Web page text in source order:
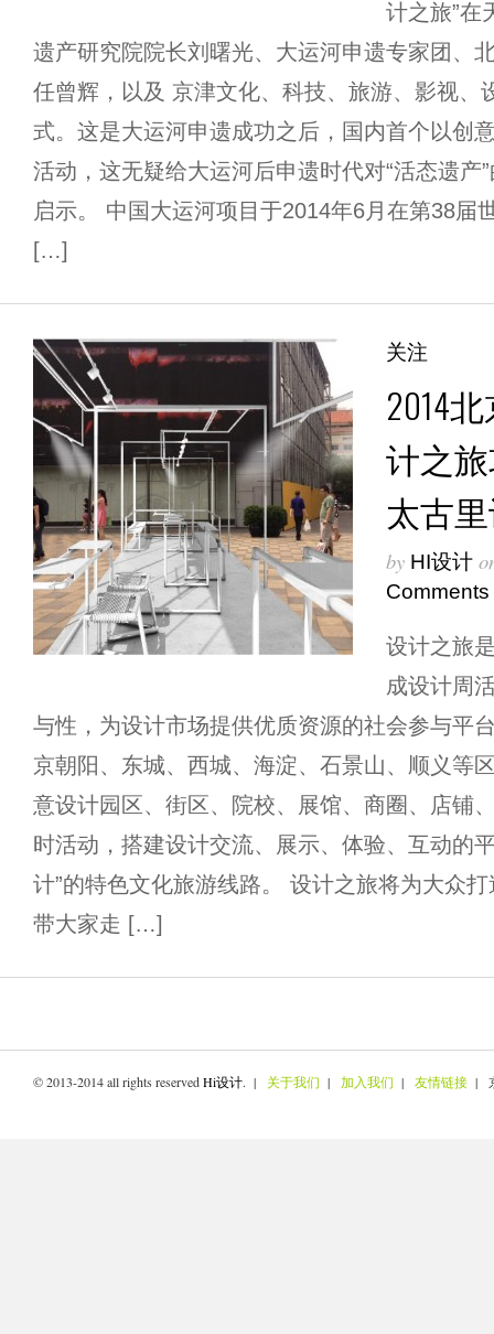
计之旅”在
遗产研究院院长刘曙光、大运河申遗专家团、
任曾辉，以及 京津文化、科技、旅游、影视、
式。这是大运河申遗成功之后，国内首个以创
活动，这无疑给大运河后申遗时代对“活态遗产
启示。 中国大运河项目于2014年6月在第38届
[…]
关注
2014
计之
太古
by HI设计
Comments
设计之旅
成设计周
与性，为设计市场提供优质资源的社会参与平
京朝阳、东城、西城、海淀、石景山、顺义等
意设计园区、街区、院校、展馆、商圈、店铺
时活动，搭建设计交流、展示、体验、互动的
计”的特色文化旅游线路。 设计之旅将为大众
带大家走 […]
© 2013-2014 all rights reservedHi设计. | 关于我们 | 加入我们 | 友情链接 |